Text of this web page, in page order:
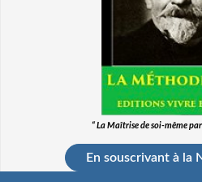
“ La Maîtrise de soi-même
En souscrivant à la